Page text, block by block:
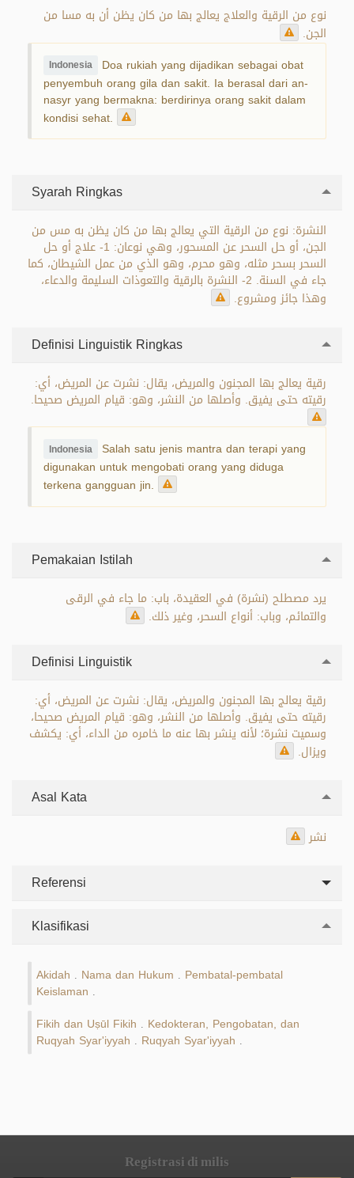
نوع من الرقية والعلاج يعالج بها من كان يظن أن به مسا من
الجن.
Indonesia Doa rukiah yang dijadikan sebagai obat
penyembuh orang gila dan sakit. Ia berasal dari an-
nasyr yang bermakna: berdirinya orang sakit dalam
kondisi sehat.
Syarah Ringkas
النشرة: نوع من الرقية التي يعالج بها من كان يظن به مس من
الجن، أو حل السحر عن المسحور، وهي نوعان: 1- علاج أو حل
السحر بسحر مثله، وهو محرم، وهو الذي من عمل الشيطان، كما
جاء في السنة. 2- النشرة بالرقية والتعوذات السليمة والدعاء،
وهذا جائز ومشروع.
Definisi Linguistik Ringkas
رقية يعالج بها المجنون والمريض، يقال: نشرت عن المريض، أي:
رقيته حتى يفيق. وأصلها من النشر، وهو: قيام المريض صحيحا.
Indonesia Salah satu jenis mantra dan terapi yang
digunakan untuk mengobati orang yang diduga
terkena gangguan jin.
Pemakaian Istilah
يرد مصطلح (نشرة) في العقيدة، باب: ما جاء في الرقى
والتمائم، وباب: أنواع السحر، وغير ذلك.
Definisi Linguistik
رقية يعالج بها المجنون والمريض، يقال: نشرت عن المريض، أي:
رقيته حتى يفيق. وأصلها من النشر، وهو: قيام المريض صحيحا،
وسميت نشرة؛ لأنه ينشر بها عنه ما خامره من الداء، أي: يكشف
ويزال.
Asal Kata
نشر
Referensi
Klasifikasi
Akidah Nama dan Hukum Pembatal-pembatal
Keislaman
Fikih dan Uṣūl Fikih Kedokteran, Pengobatan, dan
Ruqyah Syar'iyyah Ruqyah Syar'iyyah
Registrasi di milis